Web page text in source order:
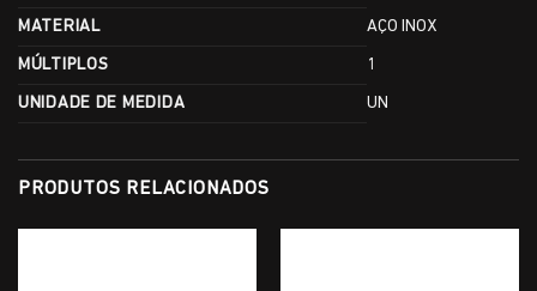
MATERIAL AÇO INOX
MÚLTIPLOS 1
UNIDADE DE MEDIDA UN
PRODUTOS RELACIONADOS